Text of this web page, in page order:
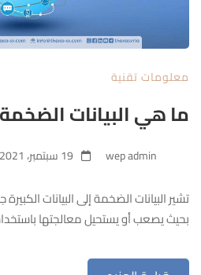
معلومات تقنية
ما هي البيانات الضخمة
تشير البيانات الضخمة إلى البيانات
بحيث يصعب أو يستحيل معالجتها